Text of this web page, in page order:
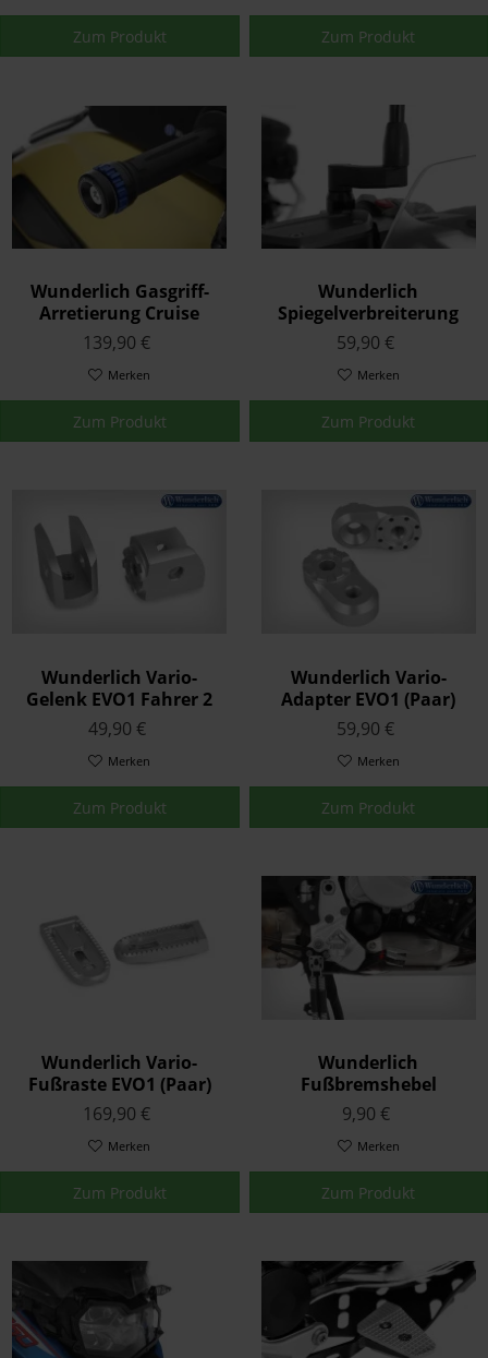
Zum Produkt Zum Produkt
Wunderlich Gasgriff-
Arretierung Cruise
Control Schwarz
139,90 €
Merken
Zum Produkt
Wunderlich
Spiegelverbreiterung
Schwarz
59,90 €
Merken
Zum Produkt
Wunderlich Vario-
Gelenk EVO1 Fahrer 2
Stück Silber
49,90 €
Merken
Zum Produkt
Wunderlich Vario-
Adapter EVO1 (Paar)
59,90 €
Merken
Zum Produkt
Wunderlich Vario-
Fußraste EVO1 (Paar)
169,90 €
Merken
Zum Produkt
Wunderlich
Fußbremshebel
Tieferlegung Silber
K80/81/82
9,90 €
Merken
Zum Produkt